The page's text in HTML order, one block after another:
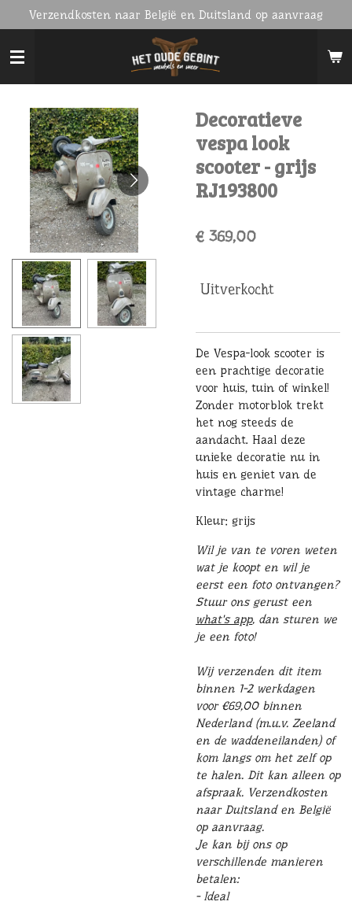
direct
naar
de
hoofdinhoud
Verzendkosten naar België en Duitsland op aanvraag
Decoratieve
vespa look
scooter - grijs
RJ193800
€ 369,00
Uitverkocht
De Vespa-look scooter is
een prachtige decoratie
voor huis, tuin of winkel!
Zonder motorblok trekt
het nog steeds de
aandacht. Haal deze
unieke decoratie nu in
huis en geniet van de
vintage charme!
Kleur: grijs
Wil je van te voren weten
wat je koopt en wil je
eerst een foto ontvangen?
Stuur ons gerust een
what's app, dan sturen we
je een foto!
Wij verzenden dit item
binnen 1-2 werkdagen
voor €69,00 binnen
Nederland (m.u.v. Zeeland
en de waddeneilanden) of
kom langs om het zelf op
te halen. Dit kan alleen op
afspraak. Verzendkosten
naar Duitsland en België
op aanvraag.
Je kan bij ons op
verschillende manieren
betalen:
- Ideal